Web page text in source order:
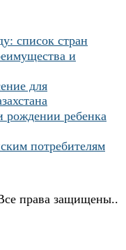
список стран
и
для
рождении ребенка
потребителям
права защищены..